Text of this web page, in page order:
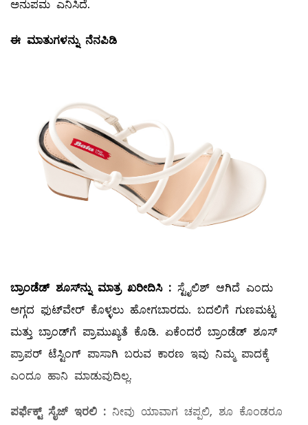
ಅನುಪಮ ಎನಿಸಿದೆ.
ಈ ಮಾತುಗಳನ್ನು ನೆನಪಿಡಿ
ಬ್ರಾಂಡೆಡ್‌ ಶೂಸ್‌ನ್ನು ಮಾತ್ರ ಖರೀದಿಸಿ : ಸ್ಟೈಲಿಶ್‌ ಆಗಿದೆ ಎಂದು
ಅಗ್ಗದ ಫುಟ್‌ವೇರ್‌ ಕೊಳ್ಳಲು ಹೋಗಬಾರದು. ಬದಲಿಗೆ ಗುಣಮಟ್ಟ
ಮತ್ತು ಬ್ರಾಂಡ್‌ಗೆ ಪ್ರಾಮುಖ್ಯತೆ ಕೊಡಿ. ಏಕೆಂದರೆ ಬ್ರಾಂಡೆಡ್‌ ಶೂಸ್‌
ಪ್ರಾಪರ್‌ ಟೆಸ್ಟಿಂಗ್‌ ಪಾಸಾಗಿ ಬರುವ ಕಾರಣ ಇವು ನಿಮ್ಮ ಪಾದಕ್ಕೆ
ಎಂದೂ ಹಾನಿ ಮಾಡುವುದಿಲ್ಲ.
ಪರ್ಫೆಕ್ಟ್ ಸೈಜ್ ‌ ಇರಲಿ : ನೀವು ಯಾವಾಗ ಚಪ್ಪಲಿ, ಶೂ ಕೊಂಡರೂ